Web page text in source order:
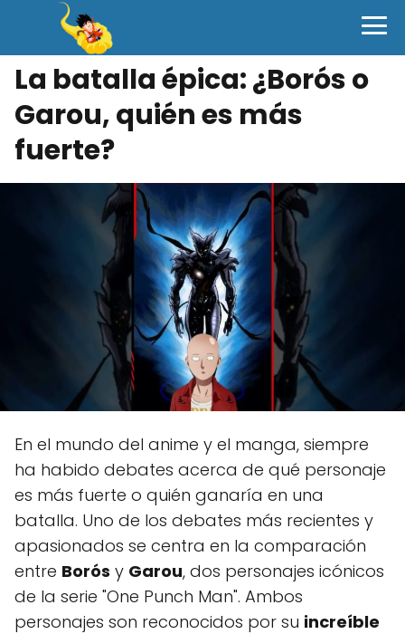
La batalla épica: ¿Borós o
Garou, quién es más
fuerte?
En el mundo del anime y el manga, siempre
ha habido debates acerca de qué personaje
es más fuerte o quién ganaría en una
batalla. Uno de los debates más recientes y
apasionados se centra en la comparación
entre Borós y Garou, dos personajes icónicos
de la serie "One Punch Man". Ambos
personajes son reconocidos por su increíble